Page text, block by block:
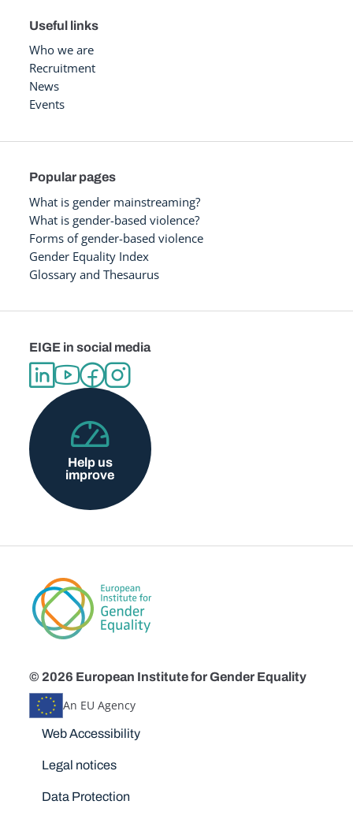
Useful links
Who we are
Recruitment
News
Events
Popular pages
What is gender mainstreaming?
What is gender-based violence?
Forms of gender-based violence
Gender Equality Index
Glossary and Thesaurus
EIGE in social media
Help us
improve
© 2026 European Institute for Gender Equality
An EU Agency
Disclaimers
Web Accessibility
Legal notices
Data Protection